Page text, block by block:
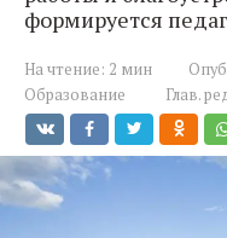
формируется
На чтение: 2 мин
Образование
Глав.